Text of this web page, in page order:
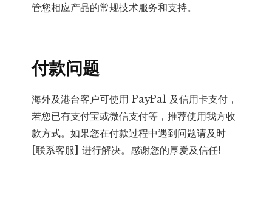
管您相应产品的常规技术服务和支持。
付款问题
海外及港台客户可使用 PayPal 及信用卡支付，
若您已有支付宝或微信支付等，推荐使用我方收
款方式。如果您在付款过程中遇到问题请及时
[联系客服] 进行解决。感谢您的厚爱及信任!